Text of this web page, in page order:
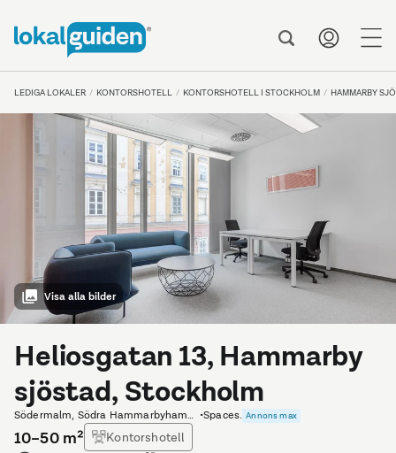
LEDIGA LOKALER KONTORSHOTELL KONTORSHOTELL I STOCKHOLM HAMMARBY
Visa alla bilder
Heliosgatan 13, Hammarby
sjöstad, Stockholm
Södermalm, Södra Hammarbyhamnen •Spaces. Annons max
10–50m²
Kontorshotell